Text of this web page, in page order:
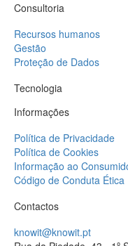
Consultoria
Recursos humanos
Gestão
Proteção de Dados
Tecnologia
Informações
Política de Privacidade
Política de Cookies
Informação ao
Código de Conduta Ética
Contactos
knowit@knowit.pt